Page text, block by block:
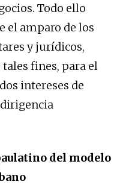
Todo ello
el amparo de los
y jurídicos,
fines, para el
intereses de
del modelo